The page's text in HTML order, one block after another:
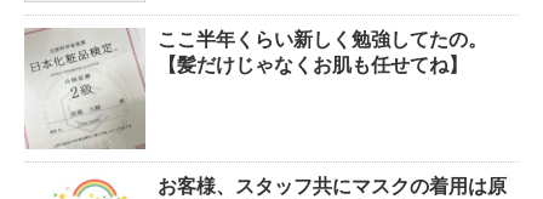
ここ半年くらい新しく勉強してたの。
【髪だけじゃなくお肌も任せてね】
お客様、スタッフ共にマスクの着用は原